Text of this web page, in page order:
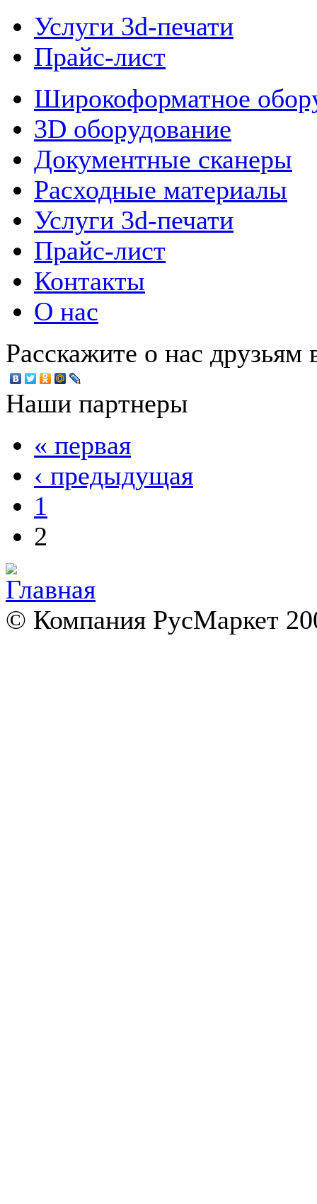
Услуги 3d-печати
Прайс-лист
Широкоформатное
3D оборудование
Документные сканеры
Расходные материалы
Услуги 3d-печати
Прайс-лист
Контакты
О нас
Расскажите о нас друзьям
Наши партнеры
« первая
‹ предыдущая
1
2
© Компания РусМаркет